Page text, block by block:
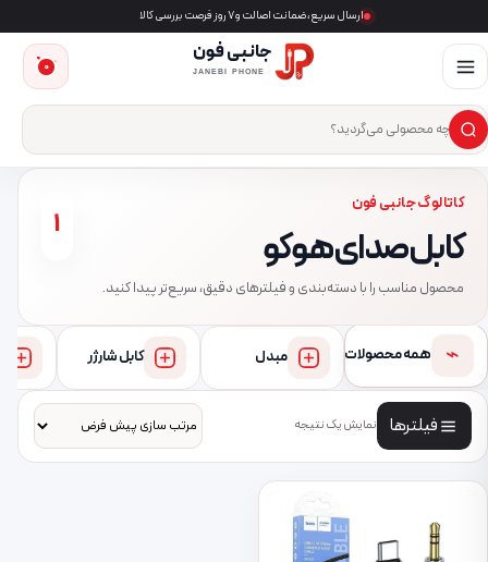
ارسال سریع، ضمانت اصالت و ۷ روز فرصت بررسی کالا
جانبی فون
JANEBI PHONE
جست‌وجوی محصول
×
0
کاتالوگ جانبی فون
کابل صدای هوکو
محصول مناسب را با دسته‌بندی و فیلترهای دقیق، سریع‌تر پیدا کنید.
1
⌁ همه محصولات مبدل کابل شارژر
فیلترها نمایش یک نتیجه